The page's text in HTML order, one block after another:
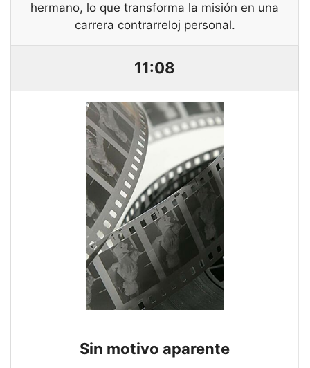
hermano, lo que transforma la misión en una
carrera contrarreloj personal.
11:08
Sin motivo aparente